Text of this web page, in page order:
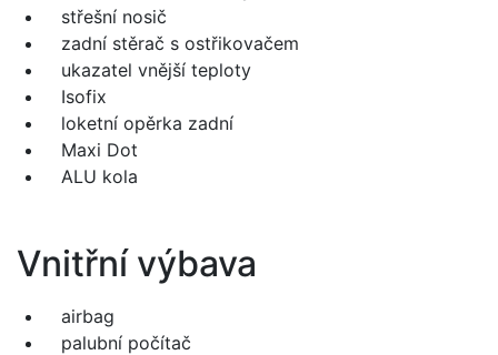
střešní nosič
zadní stěrač s ostřikovačem
ukazatel vnější teploty
Isofix
loketní opěrka zadní
Maxi Dot
ALU kola
Vnitřní výbava
airbag
palubní počítač